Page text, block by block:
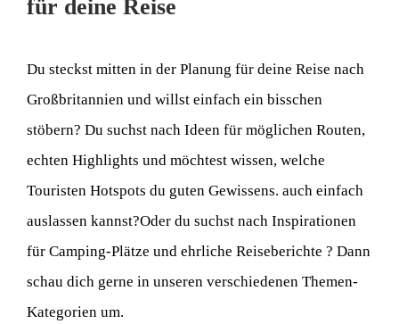
für deine Reise
Du steckst mitten in der Planung für deine Reise nach
Großbritannien und willst einfach ein bisschen
stöbern? Du suchst nach Ideen für möglichen Routen,
echten Highlights und möchtest wissen, welche
Touristen Hotspots du guten Gewissens. auch einfach
auslassen kannst?Oder du suchst nach Inspirationen
für Camping-Plätze und ehrliche Reiseberichte ? Dann
schau dich gerne in unseren verschiedenen Themen-
Kategorien um.